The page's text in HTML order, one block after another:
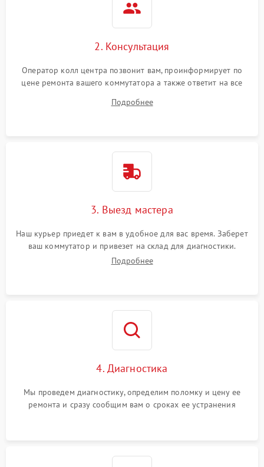
2. Консультация
Оператор колл центра позвонит вам, проинформирует по
цене ремонта вашего коммутатора а также ответит на все
Подробнее
3. Выезд мастера
Наш курьер приедет к вам в удобное для вас время. Заберет
ваш коммутатор и привезет на склад для диагностики.
Подробнее
4. Диагностика
Мы проведем диагностику, определим поломку и цену ее
ремонта и сразу сообщим вам о сроках ее устранения